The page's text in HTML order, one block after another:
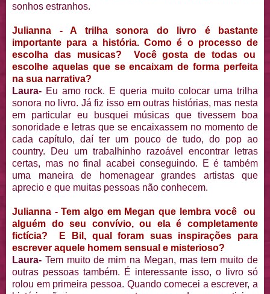
sonhos estranhos.
Julianna - A trilha sonora do livro é bastante
importante para a história. Como é o processo de
escolha das musicas? Você gosta de todas ou
escolhe aquelas que se encaixam de forma perfeita
na sua narrativa?
Laura- Eu amo rock. E queria muito colocar uma trilha
sonora no livro. Já fiz isso em outras histórias, mas nesta
em particular eu busquei músicas que tivessem boa
sonoridade e letras que se encaixassem no momento de
cada capítulo, daí ter um pouco de tudo, do pop ao
country. Deu um trabalhinho razoável encontrar letras
certas, mas no final acabei conseguindo. E é também
uma maneira de homenagear grandes artistas que
aprecio e que muitas pessoas não conhecem.
Julianna - Tem algo em Megan que lembra você ou
alguém do seu convívio, ou ela é completamente
fictícia? E Bil, qual foram suas inspirações para
escrever aquele homem sensual e misterioso?
Laura- Tem muito de mim na Megan, mas tem muito de
outras pessoas também. É interessante isso, o livro só
rolou em primeira pessoa. Quando comecei a escrever, a